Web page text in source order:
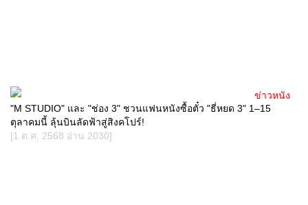
"M STUDIO" และ "ช่อง 3" ชวนแฟนหนังซื้อตั๋ว "ธี่หยด 3" 1–15
ตุลาคมนี้ ลุ้นบินลัดฟ้าสู่สิงคโปร์!
[1 ต.ค. 2568 อ่าน 2030]
ข่าวหนัง